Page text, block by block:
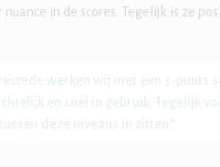
in de scores. Tegelijk is ze
werken wij met een 3-punts
en snel in gebruik. Tegelijk
deze niveaus in zitten.”